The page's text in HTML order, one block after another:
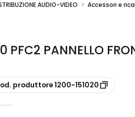
AUDIO-VIDEO Accessori e
PFC2 PANNELLO
produttore 1200-151020